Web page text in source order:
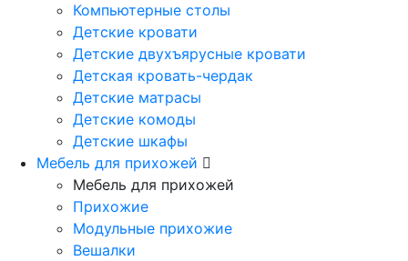
Компьютерные столы
Детские кровати
Детские двухъярусные кровати
Детская кровать-чердак
Детские матрасы
Детские комоды
Детские шкафы
Мебель для прихожей
Мебель для прихожей
Прихожие
Модульные прихожие
Вешалки